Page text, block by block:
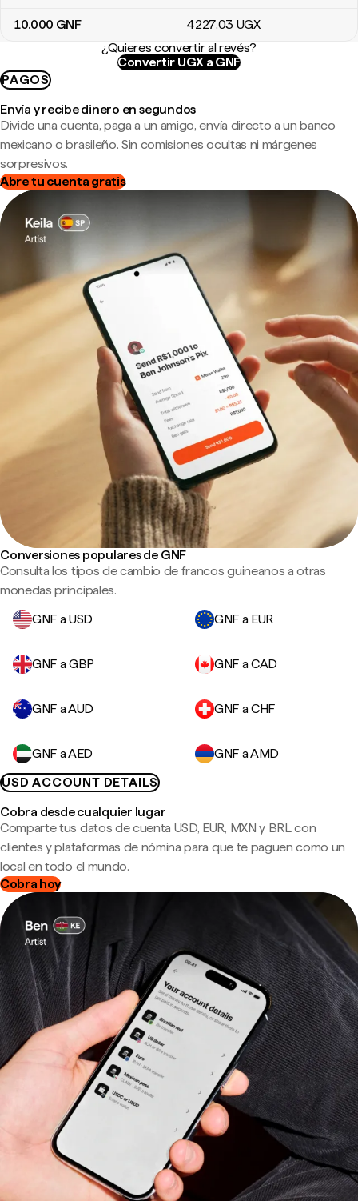
10.000 GNF 4227,03 UGX
¿Quieres convertir al revés?
Convertir UGX a GNF
PAGOS
Envía y recibe dinero en segundos
Divide una cuenta, paga a un amigo, envía directo a un banco
mexicano o brasileño. Sin comisiones ocultas ni márgenes
sorpresivos.
Abre tu cuenta gratis
Conversiones populares de GNF
Consulta los tipos de cambio de francos guineanos a otras
monedas principales.
GNF a USD
GNF a EUR
GNF a GBP GNF a CAD
GNF a AUD GNF a CHF
GNF a AED
GNF a AMD
USD ACCOUNT DETAILS
Cobra desde cualquier lugar
Comparte tus datos de cuenta USD, EUR, MXN y BRL con
clientes y plataformas de nómina para que te paguen como un
local en todo el mundo.
Cobra hoy